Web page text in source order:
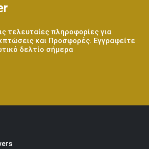
τελευταίες πληροφορίες για
και Προσφορές. Εγγραφείτε
δελτίο σήμερα